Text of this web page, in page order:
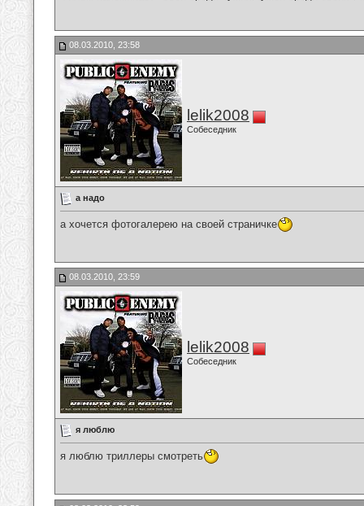
08.03.2010, 23:58
lelik2008
Собеседник
а надо
а хочется фотогалерею на своей страничке
08.03.2010, 23:59
lelik2008
Собеседник
я люблю
я люблю триллеры смотреть